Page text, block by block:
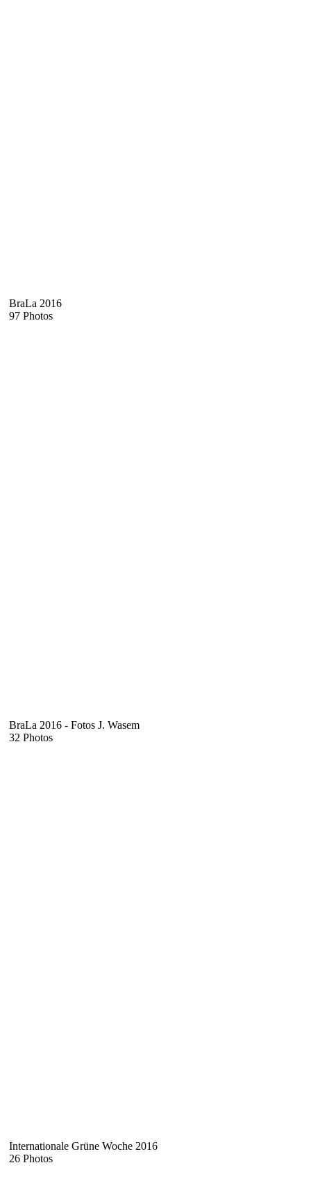
BraLa 2016
97 Photos
BraLa 2016 - Fotos J. Wasem
32 Photos
Internationale Grüne Woche 2016
26 Photos